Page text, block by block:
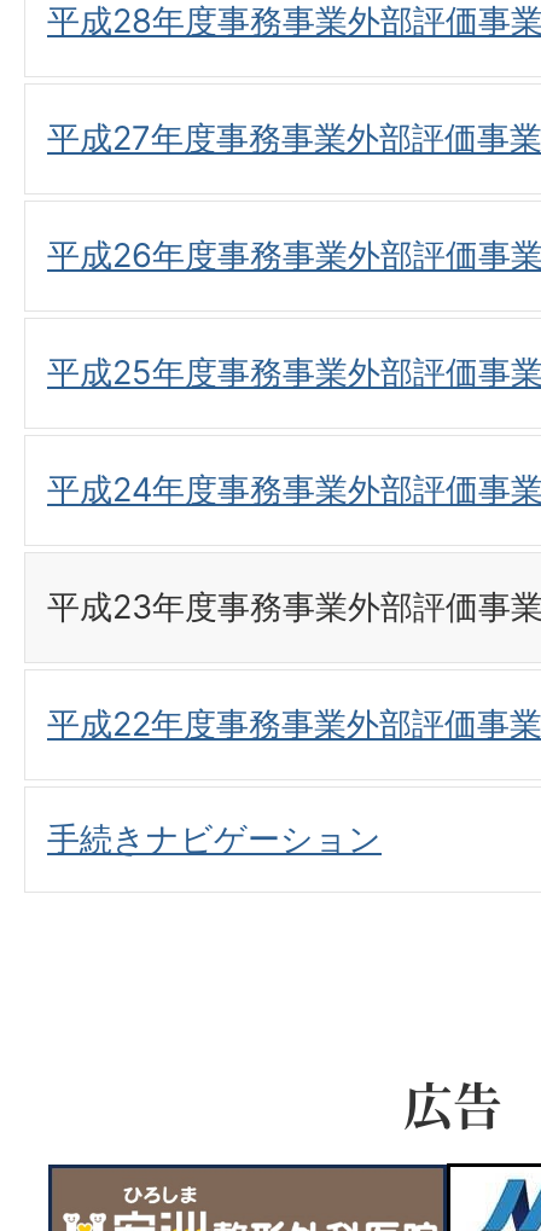
平成28年度事務事業外部評価事
平成27年度事務事業外部評価事
平成26年度事務事業外部評価事
平成25年度事務事業外部評価事
平成24年度事務事業外部評価事
平成23年度事務事業外部評価事
平成22年度事務事業外部評価事
手続きナビゲーション
広告